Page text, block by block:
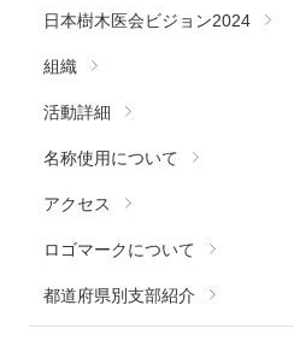
日本樹木医会ビジョン2024
組織
活動詳細
名称使用について
アクセス
ロゴマークについて
都道府県別支部紹介